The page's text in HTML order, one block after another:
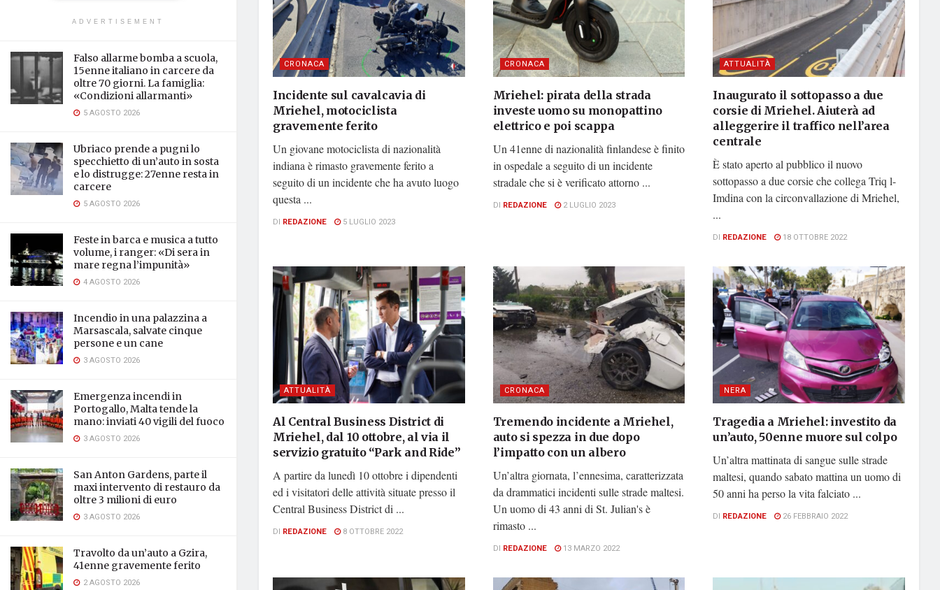
ADVERTISEMENT
Falso allarme bomba a scuola,
15enne italiano in carcere da
oltre 70 giorni. La famiglia:
«Condizioni allarmanti»
5 AGOSTO 2026
Ubriaco prende a pugni lo
specchietto di un’auto in sosta
e lo distrugge: 27enne resta in
carcere
5 AGOSTO 2026
Feste in barca e musica a tutto
volume, i ranger: «Di sera in
mare regna l’impunità»
4 AGOSTO 2026
Incendio in una palazzina a
Marsascala, salvate cinque
persone e un cane
3 AGOSTO 2026
Emergenza incendi in
Portogallo, Malta tende la
mano: inviati 40 vigili del fuoco
3 AGOSTO 2026
San Anton Gardens, parte il
maxi intervento di restauro da
oltre 3 milioni di euro
3 AGOSTO 2026
Travolto da un’auto a Gzira,
41enne gravemente ferito
2 AGOSTO 2026
CRONACA
Incidente sul cavalcavia di
Mriehel, motociclista
gravemente ferito
Un giovane motociclista di nazionalità
indiana è rimasto gravemente ferito a
seguito di un incidente che ha avuto luogo
questa ...
DI REDAZIONE 5 LUGLIO 2023
CRONACA
Mriehel: pirata della strada
investe uomo su monopattino
elettrico e poi scappa
Un 41enne di nazionalità finlandese è finito
in ospedale a seguito di un incidente
stradale che si è verificato attorno ...
DI REDAZIONE 2 LUGLIO 2023
ATTUALITÀ
Inaugurato il sottopasso a due
corsie di Mriehel. Aiuterà ad
alleggerire il traffico nell’area
centrale
È stato aperto al pubblico il nuovo
sottopasso a due corsie che collega Triq l-
Imdina con la circonvallazione di Mrieħel,
...
DI REDAZIONE 18 OTTOBRE 2022
ATTUALITÀ
Al Central Business District di
Mriehel, dal 10 ottobre, al via il
servizio gratuito “Park and Ride”
A partire da lunedì 10 ottobre i dipendenti
ed i visitatori delle attività situate presso il
Central Business District di ...
DI REDAZIONE 8 OTTOBRE 2022
CRONACA
Tremendo incidente a Mriehel,
auto si spezza in due dopo
l’impatto con un albero
Un’altra giornata, l’ennesima, caratterizzata
da drammatici incidenti sulle strade maltesi.
Un uomo di 43 anni di St. Julian's è
rimasto ...
DI REDAZIONE 13 MARZO 2022
NERA
Tragedia a Mriehel: investito da
un’auto, 50enne muore sul colpo
Un’altra mattinata di sangue sulle strade
maltesi, quando sabato mattina un uomo di
50 anni ha perso la vita falciato ...
DI REDAZIONE 26 FEBBRAIO 2022